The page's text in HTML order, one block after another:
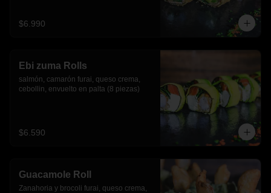
$6.990
Ebi zuma Rolls
salmón, camarón furai, queso crema,
cebollin, envuelto en palta (8 piezas)
$6.590
Guacamole Roll
Zanahoria y brocoli furai, queso crema,